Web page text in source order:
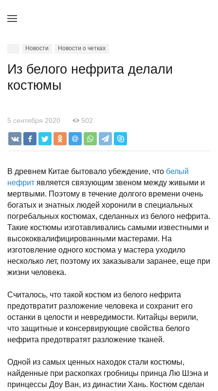
Новости Новости о четках
Из белого нефрита делали
костюмы
5 сентября 2020 502
В древнем Китае бытовало убеждение, что белый
нефрит является связующим звеном между живыми и
мертвыми. Поэтому в течение долгого времени очень
богатых и знатных людей хоронили в специальных
погребальных костюмах, сделанных из белого нефрита.
Такие костюмы изготавливались самыми известными и
высококвалифицированными мастерами. На
изготовление одного костюма у мастера уходило
несколько лет, поэтому их заказывали заранее, еще при
жизни человека.
Считалось, что такой костюм из белого нефрита
предотвратит разложение человека и сохранит его
останки в целости и невредимости. Китайцы верили,
что защитные и консервирующие свойства белого
нефрита предотвратят разложение тканей.
Одной из самых ценных находок стали костюмы,
найденные при раскопках гробницы принца Лю Шэна и
принцессы Доу Ван, из династии Хань. Костюм сделан